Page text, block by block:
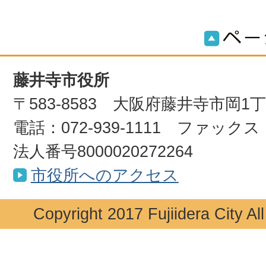
藤井寺市役所
〒583-8583 大阪府藤井寺市岡1
電話：072-939-1111 ファックス
法人番号8000020272264
市役所へのアクセス
Copyright 2017 Fujiidera City